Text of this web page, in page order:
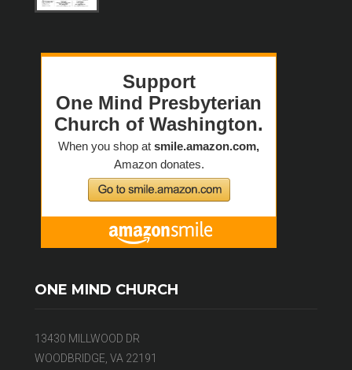
ONE MIND CHURCH
13430 MILLWOOD DR
WOODBRIDGE, VA 22191